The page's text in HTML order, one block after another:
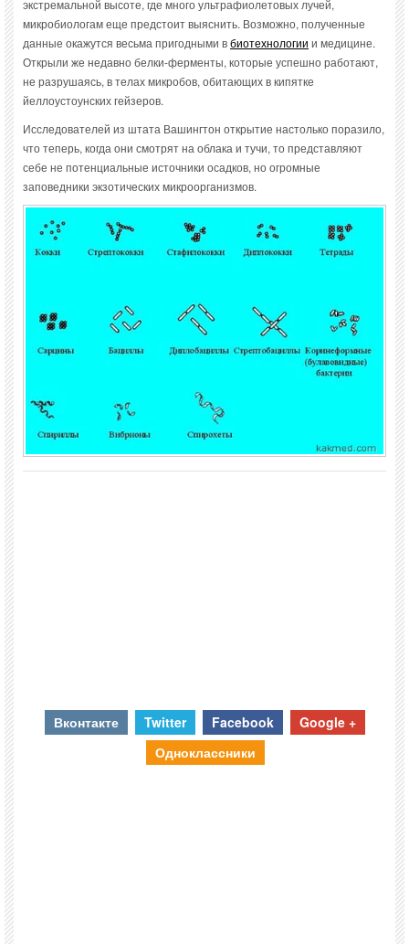
экстремальной высоте, где много ультрафиолетовых лучей,
микробиологам еще предстоит выяснить. Возможно, полученные
данные окажутся весьма пригодными вбиотехнологии и медицине.
Открыли же недавно белки-ферменты, которые успешно работают,
не разрушаясь, в телах микробов, обитающих в кипятке
йеллоустоунских гейзеров.
Исследователей из штата Вашингтон открытие настолько поразило,
что теперь, когда они смотрят на облака и тучи, то представляют
себе не потенциальные источники осадков, но огромные
заповедники экзотических микроорганизмов.
Вконтакте Twitter Facebook
Google +
Одноклассники